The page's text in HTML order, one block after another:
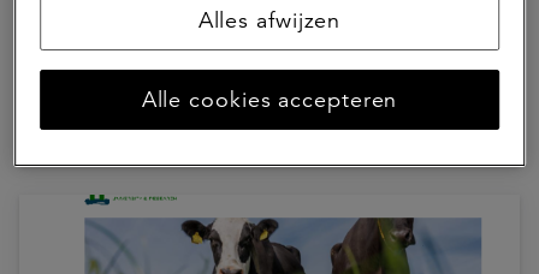
ESG Annual Update a.s.r. real
assets 2025
ESG
Alles afwijzen
Alle cookies accepteren